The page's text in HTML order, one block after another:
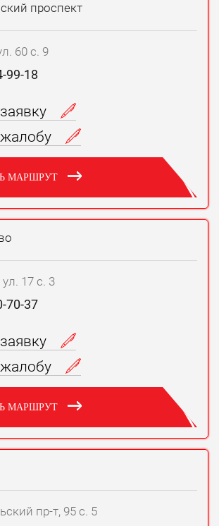
проспект
60 с. 9
99-18
МАРШРУТ
17 с. 3
70-37
МАРШРУТ
пр-т, 95 с. 5